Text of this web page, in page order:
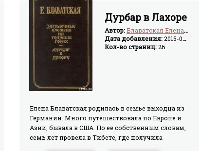
Дурбар в Лахоре
Автор:Блаватская Елена Петровна
Дата добавления:2015-04-02
Кол-во страниц:26
Елена Блаватская родилась в семье выходца из
Германии. Много путешествовала по Европе и
Азии, бывала в США. По ее собственным словам,
семь лет провела в Тибете, где получила